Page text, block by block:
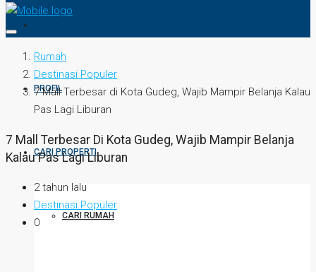
PROFIL
CARI PROPERTI
CARI RUMAH
Rumah
Destinasi Populer
7 Mall Terbesar di Kota Gudeg, Wajib Mampir Belanja Kalau
Pas Lagi Liburan
7 Mall Terbesar Di Kota Gudeg, Wajib Mampir Belanja
Kalau Pas Lagi Liburan
2 tahun lalu
Destinasi Populer
0